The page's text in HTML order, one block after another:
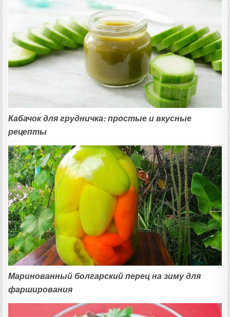
Кабачок для грудничка: простые и вкусные
рецепты
Маринованный болгарский перец на зиму для
фарширования